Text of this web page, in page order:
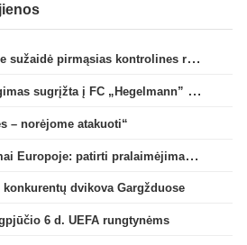
Vaikinų U15 rinktinė Taline sužaidė pirmąsias kontrolines rungtynes
Kristupas–Algirdas Padegimas sugrįžta į FC „Hegelmann” B sudėtį
– norėjome atakuoti“
Lietuvos klubų pasirodymai Europoje: patirti pralaimėjimai Kroatijos atstovams
dvikova Gargžduose
6 d. UEFA rungtynėms